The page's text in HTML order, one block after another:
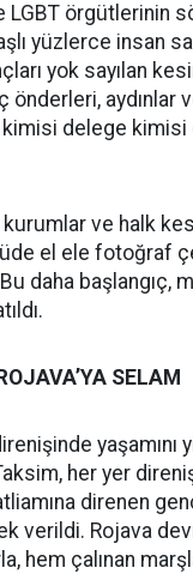
LGBT örgütlerinin
yüzlerce insan
yok sayılan
önderleri, aydınlar
delege kimisi
kurumlar ve halk
el ele fotoğraf
daha başlangıç,
SELAM
yaşamını
her yer
direnen
verildi. Rojava
hem çalınan